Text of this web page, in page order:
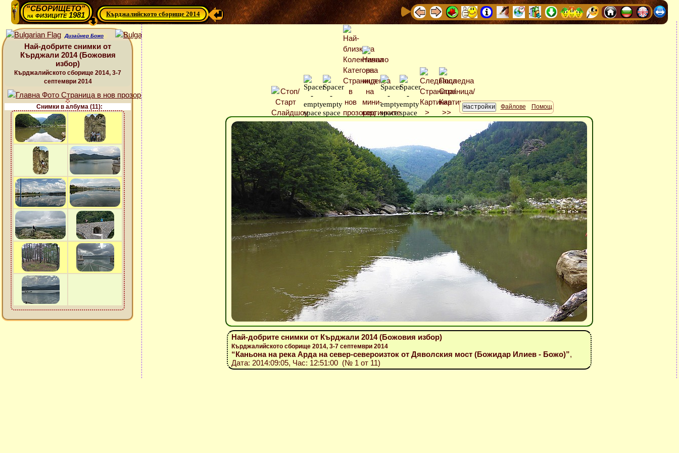
“СБОРИЩЕТО”
нафизиците 1981 Кърджалийското сборище 2014
Дизайнер Божо
Най-добрите снимки от
Кърджали 2014 (Божовия
избор)
Кърджалийското сборище 2014, 3-7
септември 2014
Снимки в албума (11): Файлове Помощ
Най-добрите снимки от Кърджали 2014 (Божовия избор)
Кърджалийското сборище 2014, 3-7 септември 2014
“Каньона на река Арда на север-североизток от Дяволския мост (Божидар Илиев - Божо)”,
Дата: 2014:09:05, Час: 12:51:00 (№ 1 от 11)